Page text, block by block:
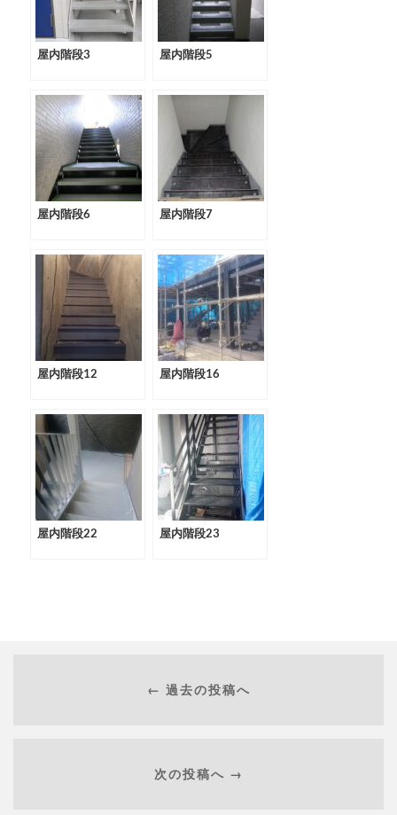
屋内階段3 屋内階段5
屋内階段6 屋内階段7
屋内階段12 屋内階段16
屋内階段22 屋内階段23
← 過去の投稿へ
次の投稿へ →